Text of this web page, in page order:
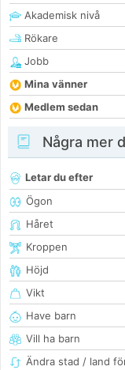
Akademisk nivå
Rökare
Jobb
Mina vänner
Medlem sedan
Några mer
Letar du efter
Ögon
Håret
Kroppen
Höjd
Vikt
Have barn
Vill ha barn
Ändra stad / land